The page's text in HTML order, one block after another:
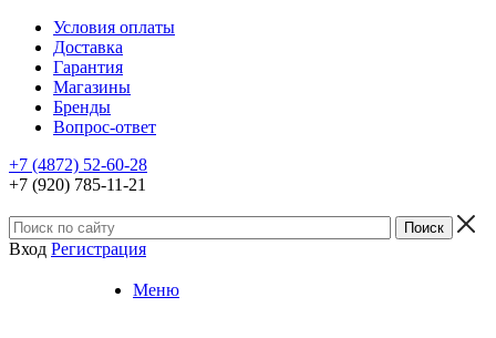
Условия оплаты
Доставка
Гарантия
Магазины
Бренды
Вопрос-ответ
+7 (4872) 52-60-28
+7 (920) 785-11-21
Вход Регистрация
Меню